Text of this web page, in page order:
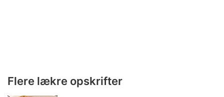
Flere lækre opskrifter